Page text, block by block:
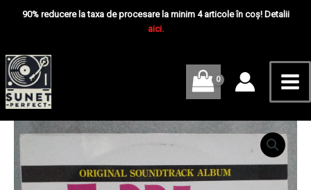
90% reducere la taxa de procesare la minim 4 articole în coș! Detalii
aici.
Cantitate
Zorba
The
LP
VG